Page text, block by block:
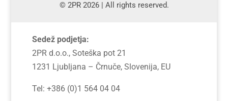
© 2PR 2026 | All rights reserved.
Sedež podjetja:
2PR d.o.o., Soteška pot 21
1231 Ljubljana – Črnuče, Slovenija, EU
Tel: +386 (0)1 564 04 04